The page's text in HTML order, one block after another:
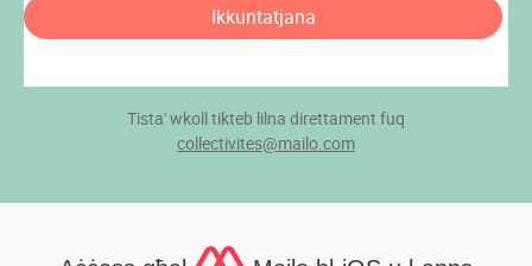
Ikkuntatjana
Tista' wkoll tikteb lilna direttament fuq
collectivites@mailo.com